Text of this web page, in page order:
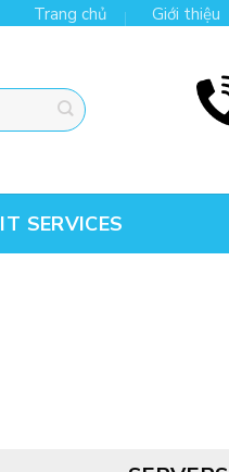
Trang chủ Giới thiệu
IT SERVICES